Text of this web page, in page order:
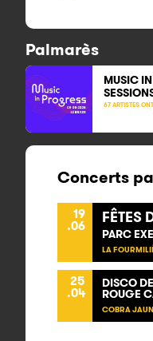
Palmarès
MUSIC
67 ARTISTES
Concerts
19
.06 FÊTES
PARC
LA
25
.04
DISCO
ROUGE
COBRA